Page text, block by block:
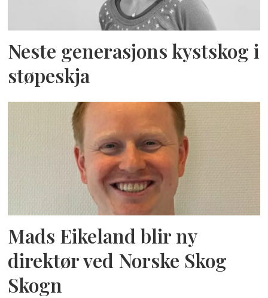
Neste generasjons kystskog i
støpeskja
Mads Eikeland blir ny
direktør ved Norske Skog
Skogn